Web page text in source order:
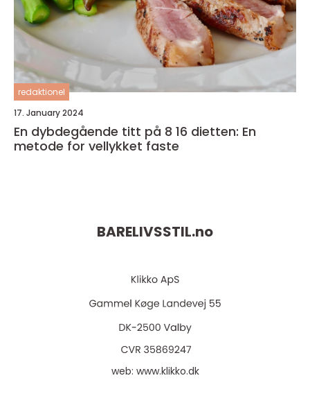
redaktionel
17. January 2024
En dybdegående titt på 8 16 dietten: En
metode for vellykket faste
BARELIVSSTIL.no
web: www.klikko.dk